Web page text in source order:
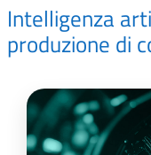
Intelligenza
produzione di